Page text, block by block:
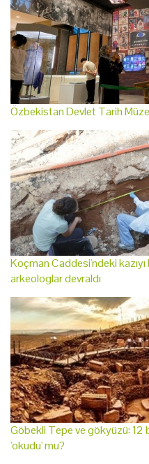
Özbekistan Devlet Tarih
Koçman Caddesi'ndeki
arkeologlar devraldı
Göbekli Tepe ve gökyüzü: 12
'okudu' mu?